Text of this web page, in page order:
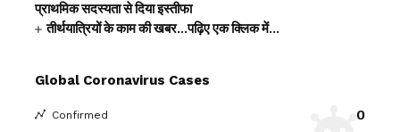
प्राथमिक सदस्यता से दिया इस्तीफा
तीर्थयात्रियों के काम की खबर…पढ़िए एक क्लिक में…
Global Coronavirus Cases
Confirmed 0